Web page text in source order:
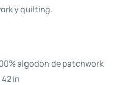
y quilting.
algodón de patchwork
in